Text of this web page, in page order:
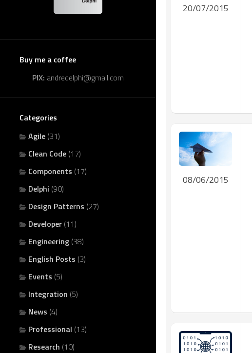
Buy me a coffee
PIX: andredelphi@gmail.com
Categories
Agile (31)
Clean Code (17)
Components (17)
Delphi (90)
Design Patterns (27)
Developer (11)
Engineering (38)
English Posts (3)
Events (5)
Integration (5)
News (4)
Professional (13)
Research (10)
20/07/2015
08/06/2015